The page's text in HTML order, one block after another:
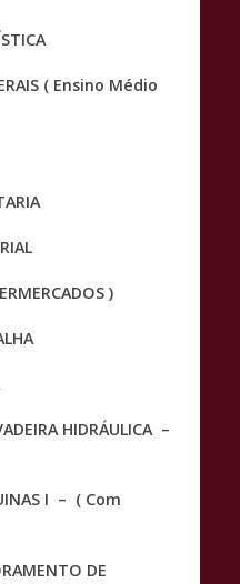
( Ensino Médio
)
HIDRÁULICA –
I – ( Com
DE